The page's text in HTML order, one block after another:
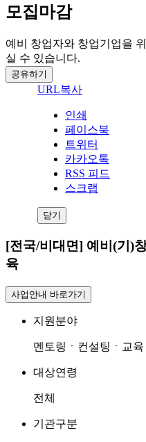
모집마감
예비 창업자와 창업기업을
실 수 있습니다.
공유하기
URL복사
인쇄
페이스북
트위터
카카오톡
RSS 피드
스크랩
닫기
[전국/비대면] 예비(기)
육
사업안내 바로가기
지원분야
멘토링ㆍ컨설팅ㆍ교육
대상연령
전체
기관구분